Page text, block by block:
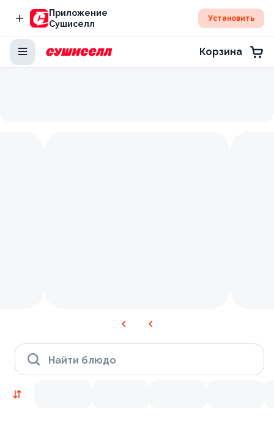
Приложение
Сушиселл
Установить
Корзина
Найти блюдо